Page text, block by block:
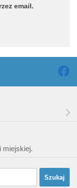
email.
miejskiej.